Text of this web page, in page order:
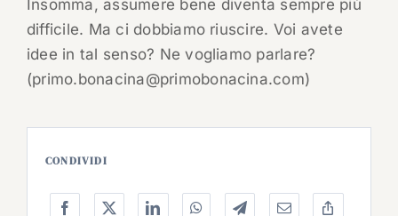
Insomma, assumere bene diventa sempre più
difficile. Ma ci dobbiamo riuscire. Voi avete
idee in tal senso? Ne vogliamo parlare?
(primo.bonacina@primobonacina.com)
CONDIVIDI